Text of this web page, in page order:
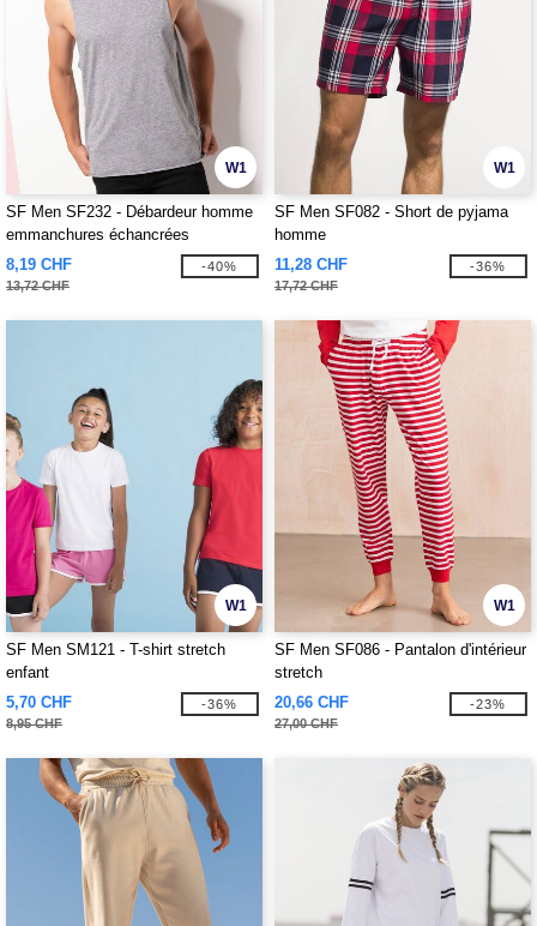
W1
SF Men SF232 - Débardeur homme
emmanchures échancrées
8,19 CHF
13,72 CHF
-40%
W1
SF Men SF082 - Short de pyjama
homme
11,28 CHF
17,72 CHF
-36%
W1
SF Men SM121 - T-shirt stretch
enfant
5,70 CHF
8,95 CHF
-36%
W1
SF Men SF086 - Pantalon d'intérieur
stretch
20,66 CHF
27,00 CHF
-23%